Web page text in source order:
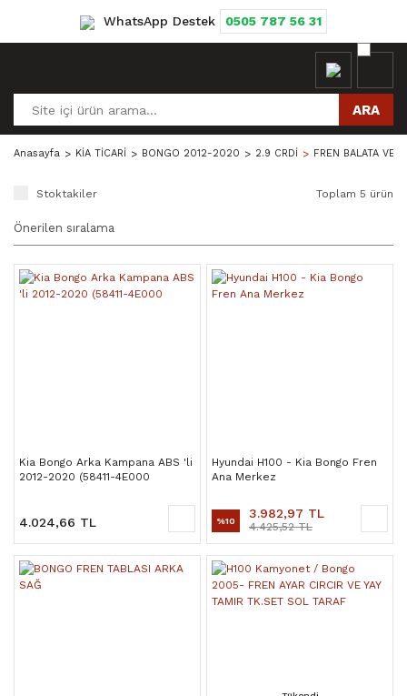
WhatsApp Destek 0505 787 56 31
ARA
Anasayfa KİA TİCARİ BONGO 2012-2020 2.9 CRDİ FREN BALATA VE
Stoktakiler Toplam 5 ürün
Kia Bongo Arka Kampana ABS 'li
2012-2020 (58411-4E000
4.024,66 TL
Hyundai H100 - Kia Bongo Fren
Ana Merkez
%10 3.982,97 TL
4.425,52 TL